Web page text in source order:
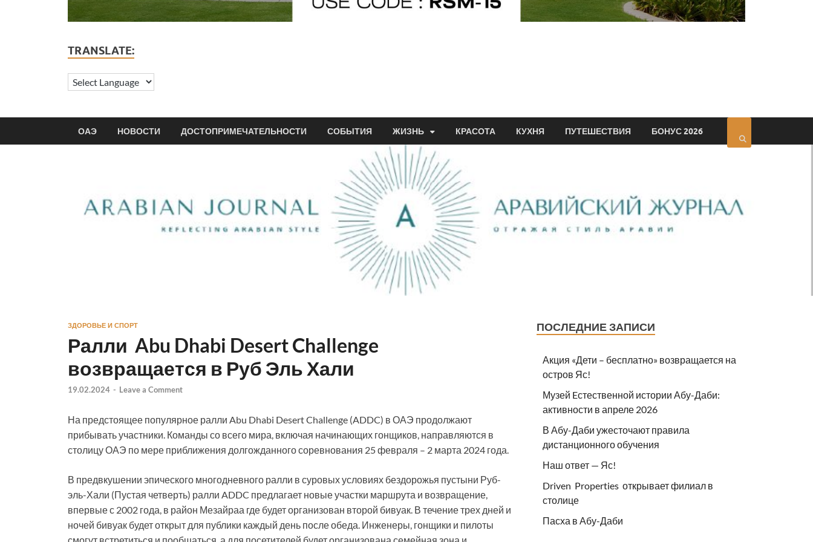
TRANSLATE:
ОАЭ НОВОСТИ ДОСТОПРИМЕЧАТЕЛЬНОСТИ СОБЫТИЯ ЖИЗНЬ КРАСОТА КУХНЯ ПУТЕШЕСТВИЯ БОНУС 2026
ЗДОРОВЬЕ И СПОРТ
Ралли Abu Dhabi Desert Challenge
возвращается в Руб Эль Хали
19.02.2024 - Leave a Comment
На предстоящее популярное ралли Abu Dhabi Desert Challenge (ADDC) в ОАЭ продолжают
прибывать участники. Команды со всего мира, включая начинающих гонщиков, направляются в
столицу ОАЭ по мере приближения долгожданного соревнования 25 февраля – 2 марта 2024 года.
В предвкушении эпического многодневного ралли в суровых условиях бездорожья пустыни Руб-
эль-Хали (Пустая четверть) ралли ADDC предлагает новые участки маршрута и возвращение,
впервые с 2002 года, в район Мезайраа где будет организован второй бивуак. В течение трех дней и
ночей бивуак будет открыт для публики каждый день после обеда. Инженеры, гонщики и пилоты
ПОСЛЕДНИЕ ЗАПИСИ
Акция «Дети – бесплатно» возвращается на
остров Яс!
Музей Eстественной истории Абу-Даби:
активности в апреле 2026
В Абу-Даби ужесточают правила
дистанционного обучения
Наш ответ — Яс!
Driven Properties открывает филиал в
столице
Пасха в Абу-Даби